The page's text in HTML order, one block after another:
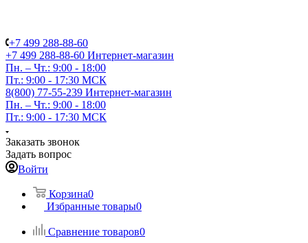
+7 499 288-88-60
+7 499 288-88-60 Интернет-магазин
Пн. – Чт.: 9:00 - 18:00
Пт.: 9:00 - 17:30 МСК
8(800) 77-55-239 Интернет-магазин
Пн. – Чт.: 9:00 - 18:00
Пт.: 9:00 - 17:30 МСК
Заказать звонок
Задать вопрос
Войти
Корзина0
Избранные товары0
Сравнение товаров0